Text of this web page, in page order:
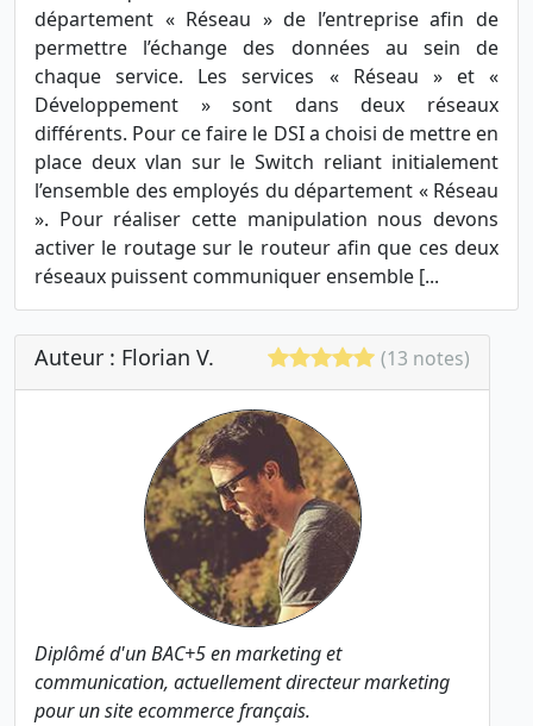
département « Réseau » de l’entreprise afin de
permettre l’échange des données au sein de
chaque service. Les services « Réseau » et «
Développement » sont dans deux réseaux
différents. Pour ce faire le DSI a choisi de mettre en
place deux vlan sur le Switch reliant initialement
l’ensemble des employés du département « Réseau
». Pour réaliser cette manipulation nous devons
activer le routage sur le routeur afin que ces deux
réseaux puissent communiquer ensemble [...
Auteur : Florian V. (13 notes)
Diplômé d'un BAC+5 en marketing et
communication, actuellement directeur marketing
pour un site ecommerce français.